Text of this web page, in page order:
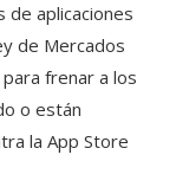
de aplicaciones
de Mercados
frenar a los
o están
la App Store